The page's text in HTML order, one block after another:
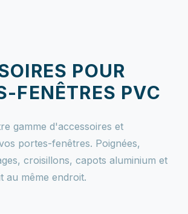
POUR
FENÊTRES PVC
gamme d'accessoires et
portes-fenêtres. Poignées,
croisillons, capots aluminium et
même endroit.